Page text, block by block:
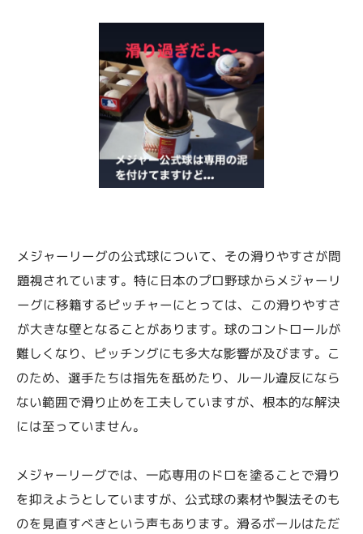
メジャーリーグの公式球について、その滑りやすさが問
題視されています。特に日本のプロ野球からメジャーリ
ーグに移籍するピッチャーにとっては、この滑りやすさ
が大きな壁となることがあります。球のコントロールが
難しくなり、ピッチングにも多大な影響が及びます。こ
のため、選手たちは指先を舐めたり、ルール違反になら
ない範囲で滑り止めを工夫していますが、根本的な解決
には至っていません。
メジャーリーグでは、一応専用のドロを塗ることで滑り
を抑えようとしていますが、公式球の素材や製法そのも
のを見直すべきという声もあります。滑るボールはただ